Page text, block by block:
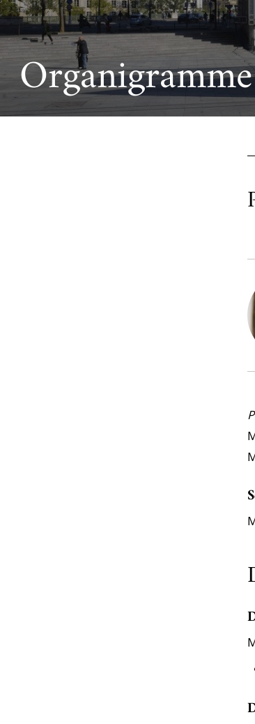
Festivals
Cinéma
Musique
Littérature et poésie
Le projet de nouveau musée
Les rencontres économiques du monde
Takam Tikou
Les Journées de l'histoire de l'IMA